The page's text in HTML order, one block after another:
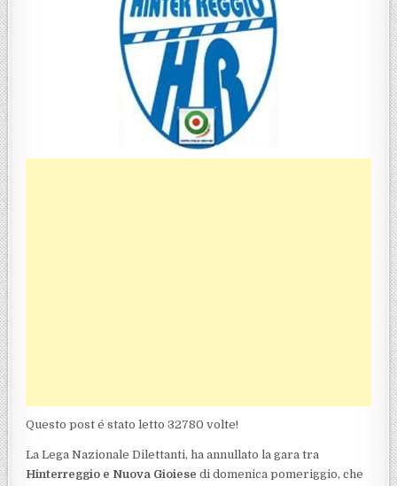
Questo post é stato letto 32780 volte!
La Lega Nazionale Dilettanti, ha annullato la gara tra
Hinterreggio e Nuova Gioiese di domenica pomeriggio, che